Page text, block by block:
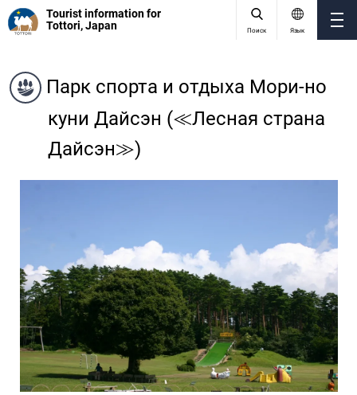
Tourist information for
Tottori, Japan
Поиск Язык
Парк спорта и отдыха Мори-но
куни Дайсэн (≪Лесная страна
Дайсэн≫)